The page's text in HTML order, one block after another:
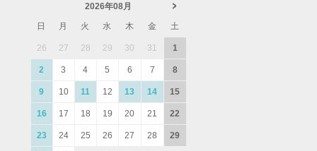
2026年08月
日
月 火 水 木 金 土
26 27 28 29 30 31 1
2 3 4 5 6 7 8
9 10 11 12 13 14 15
16 17 18 19 20 21 22
23 24 25 26 27 28 29